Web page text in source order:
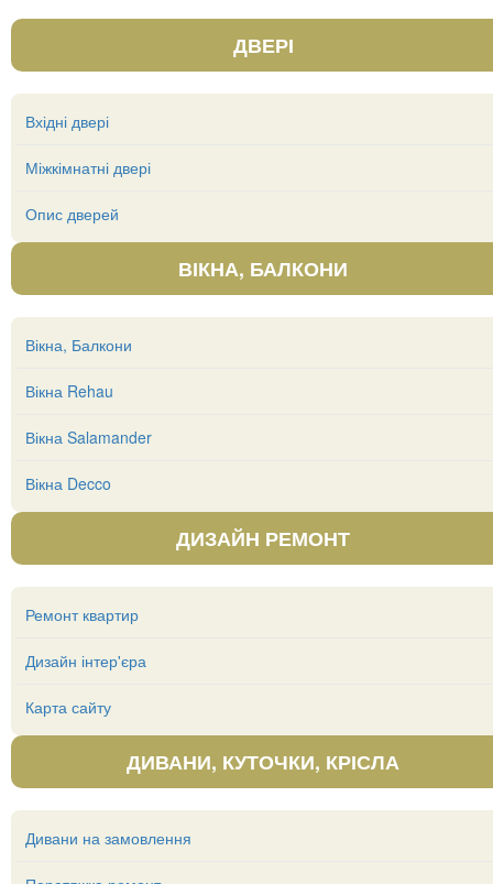
ДВЕРІ
Вхідні двері
Міжкімнатні двері
Опис дверей
ВІКНА, БАЛКОНИ
Вікна, Балкони
Вікна Rehau
Вікна Salamander
Вікна Decco
ДИЗАЙН РЕМОНТ
Ремонт квартир
Дизайн інтер'єра
Карта сайту
ДИВАНИ, КУТОЧКИ, КРІСЛА
Дивани на замовлення